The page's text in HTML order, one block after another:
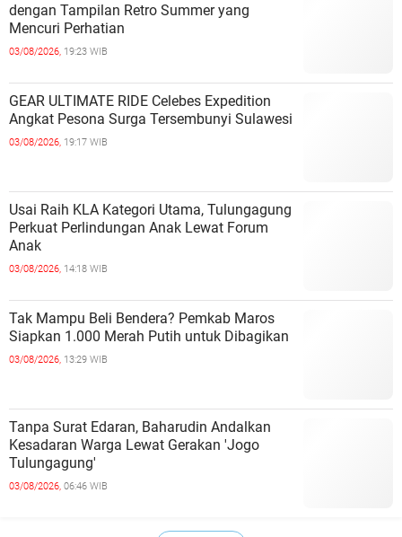
dengan Tampilan Retro Summer yang
Mencuri Perhatian
03/08/2026, 19:23 WIB
GEAR ULTIMATE RIDE Celebes Expedition
Angkat Pesona Surga Tersembunyi Sulawesi
03/08/2026, 19:17 WIB
Usai Raih KLA Kategori Utama, Tulungagung
Perkuat Perlindungan Anak Lewat Forum
Anak
03/08/2026, 14:18 WIB
Tak Mampu Beli Bendera? Pemkab Maros
Siapkan 1.000 Merah Putih untuk Dibagikan
03/08/2026, 13:29 WIB
Tanpa Surat Edaran, Baharudin Andalkan
Kesadaran Warga Lewat Gerakan 'Jogo
Tulungagung'
03/08/2026, 06:46 WIB